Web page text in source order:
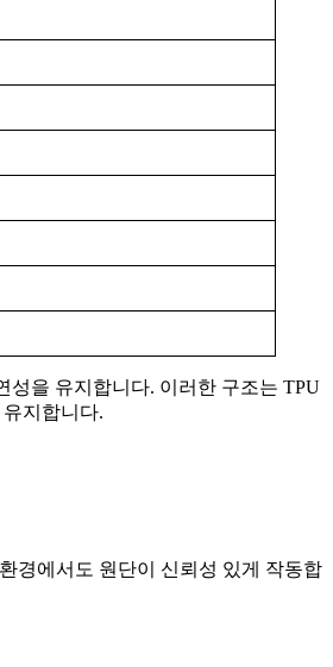
성을 유지합니다. 이러한 구조는 TPU
지합니다.
경에서도 원단이 신뢰성 있게 작동합